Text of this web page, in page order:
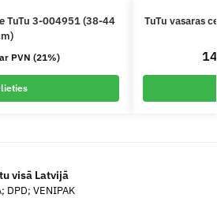
TuTu 3-004951 (38-44
ar PVN (21%)
TuTu vasaras
visā Latvijā
DPD; VENIPAK